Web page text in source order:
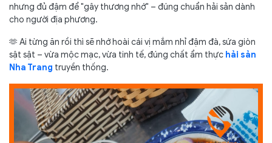
nhưng đủ đậm để "gây thương nhớ" – đúng chuẩn hải sản dành
cho người địa phương.
🫶 Ai từng ăn rồi thì sẽ nhớ hoài cái vị mắm nhỉ đậm đà, sứa giòn
sật sật – vừa mộc mạc, vừa tinh tế, đúng chất ẩm thực hải sản
Nha Trang truyền thống.